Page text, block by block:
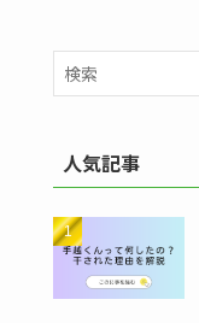
人気記事